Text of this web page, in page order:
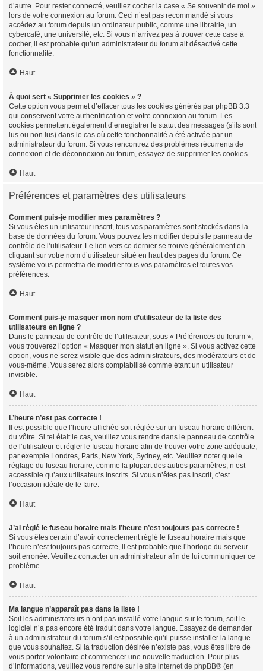
d’autre. Pour rester connecté, veuillez cocher la case « Se souvenir de moi »
lors de votre connexion au forum. Ceci n’est pas recommandé si vous
accédez au forum depuis un ordinateur public, comme une librairie, un
cybercafé, une université, etc. Si vous n’arrivez pas à trouver cette case à
cocher, il est probable qu’un administrateur du forum ait désactivé cette
fonctionnalité.
Haut
À quoi sert « Supprimer les cookies » ?
Cette option vous permet d’effacer tous les cookies générés par phpBB 3.3
qui conservent votre authentification et votre connexion au forum. Les
cookies permettent également d’enregistrer le statut des messages (s’ils sont
lus ou non lus) dans le cas où cette fonctionnalité a été activée par un
administrateur du forum. Si vous rencontrez des problèmes récurrents de
connexion et de déconnexion au forum, essayez de supprimer les cookies.
Haut
Préférences et paramètres des utilisateurs
Comment puis-je modifier mes paramètres ?
Si vous êtes un utilisateur inscrit, tous vos paramètres sont stockés dans la
base de données du forum. Vous pouvez les modifier depuis le panneau de
contrôle de l’utilisateur. Le lien vers ce dernier se trouve généralement en
cliquant sur votre nom d’utilisateur situé en haut des pages du forum. Ce
système vous permettra de modifier tous vos paramètres et toutes vos
préférences.
Haut
Comment puis-je masquer mon nom d’utilisateur de la liste des
utilisateurs en ligne ?
Dans le panneau de contrôle de l’utilisateur, sous « Préférences du forum »,
vous trouverez l’option « Masquer mon statut en ligne ». Si vous activez cette
option, vous ne serez visible que des administrateurs, des modérateurs et de
vous-même. Vous serez alors comptabilisé comme étant un utilisateur
invisible.
Haut
L’heure n’est pas correcte !
Il est possible que l’heure affichée soit réglée sur un fuseau horaire différent
du vôtre. Si tel était le cas, veuillez vous rendre dans le panneau de contrôle
de l’utilisateur et régler le fuseau horaire afin de trouver votre zone adéquate,
par exemple Londres, Paris, New York, Sydney, etc. Veuillez noter que le
réglage du fuseau horaire, comme la plupart des autres paramètres, n’est
accessible qu’aux utilisateurs inscrits. Si vous n’êtes pas inscrit, c’est
l’occasion idéale de le faire.
Haut
J’ai réglé le fuseau horaire mais l’heure n’est toujours pas correcte !
Si vous êtes certain d’avoir correctement réglé le fuseau horaire mais que
l’heure n’est toujours pas correcte, il est probable que l’horloge du serveur
soit erronée. Veuillez contacter un administrateur afin de lui communiquer ce
problème.
Haut
Ma langue n’apparaît pas dans la liste !
Soit les administrateurs n’ont pas installé votre langue sur le forum, soit le
logiciel n’a pas encore été traduit dans votre langue. Essayez de demander
à un administrateur du forum s’il est possible qu’il puisse installer la langue
que vous souhaitez. Si la traduction désirée n’existe pas, vous êtes libre de
vous porter volontaire et commencer une nouvelle traduction. Pour plus
d’informations, veuillez vous rendre sur le site internet de phpBB® (en